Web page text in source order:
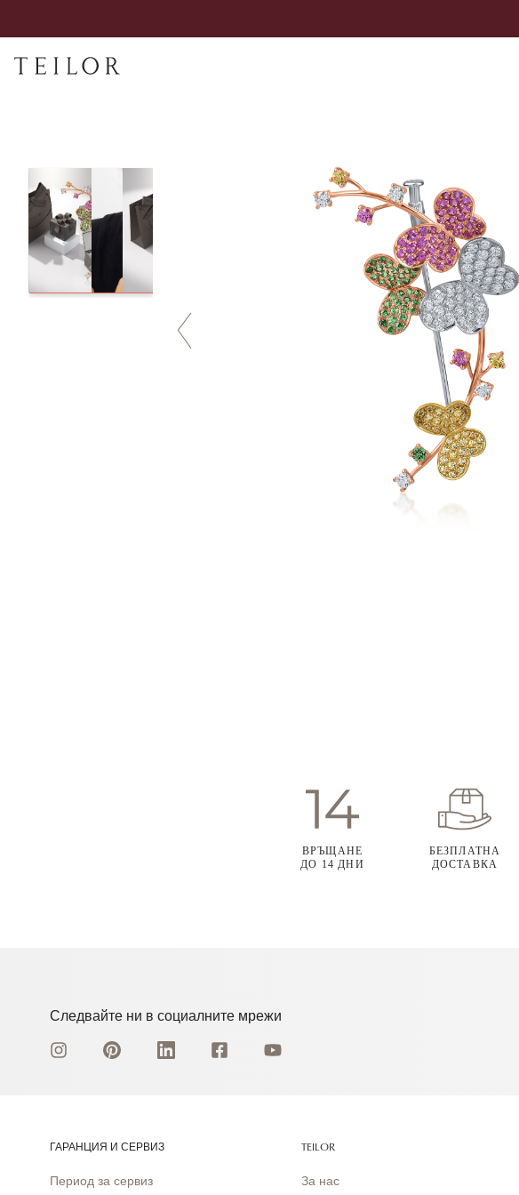
ВРЪЩАНЕ
ДО 14 ДНИ
БЕЗПЛАТНА
ДОСТАВКА
Следвайте ни в социалните мрежи
ГАРАНЦИЯ И СЕРВИЗ
Период за сервиз
TEILOR
За нас